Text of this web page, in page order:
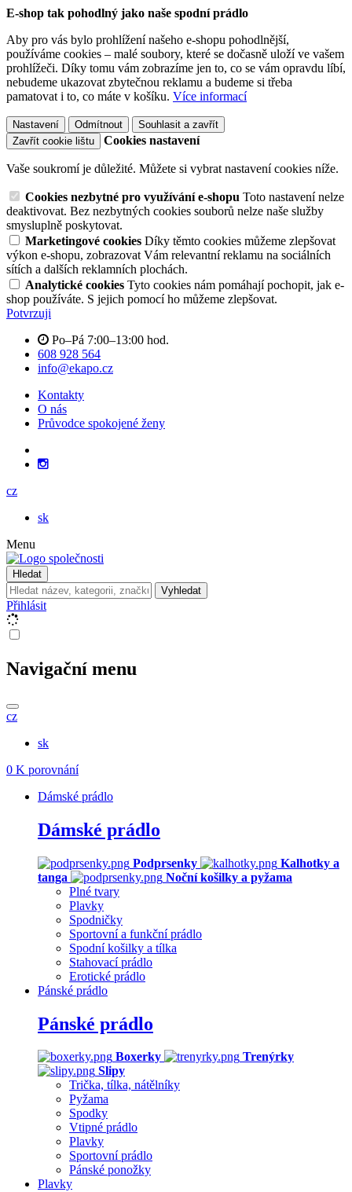
E-shop tak pohodlný jako naše spodní prádlo
Aby pro vás bylo prohlížení našeho e-shopu pohodlnější,
používáme cookies – malé soubory, které se dočasně uloží ve vašem
prohlížeči. Díky tomu vám zobrazíme jen to, co se vám opravdu líbí,
nebudeme ukazovat zbytečnou reklamu a budeme si třeba
pamatovat i to, co máte v košíku. Více informací
Nastavení Odmítnout
Souhlasit a zavřít
Zavřít cookie lištu
Cookies nastavení
Vaše soukromí je důležité. Můžete si vybrat nastavení cookies níže.
Cookies nezbytné pro využívání e-shopu Toto nastavení nelze
deaktivovat. Bez nezbytných cookies souborů nelze naše služby
smysluplně poskytovat.
Marketingové cookies Díky těmto cookies můžeme zlepšovat
výkon e-shopu, zobrazovat Vám relevantní reklamu na sociálních
sítích a dalších reklamních plochách.
Analytické cookies Tyto cookies nám pomáhají pochopit, jak e-
shop používáte. S jejich pomocí ho můžeme zlepšovat.
Potvrzuji
Po–Pá 7:00–13:00 hod.
608 928 564
info@ekapo.cz
Kontakty
O nás
Průvodce spokojené ženy
cz
sk
Menu
Hledat
Vyhledat
Přihlásit
Navigační menu
cz
sk
0 K porovnání
Dámské prádlo
Dámské prádlo
Podprsenky
Kalhotky a
tanga
Noční košilky a pyžama
Plné tvary
Plavky
Spodničky
Sportovní a funkční prádlo
Spodní košilky a tílka
Stahovací prádlo
Erotické prádlo
Pánské prádlo
Pánské prádlo
Boxerky
Trenýrky
Slipy
Trička, tílka, nátělníky
Pyžama
Spodky
Vtipné prádlo
Plavky
Sportovní prádlo
Pánské ponožky
Plavky